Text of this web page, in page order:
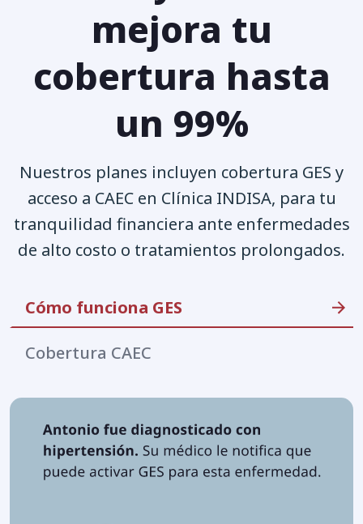
mejora tu
cobertura hasta
un 99%
Nuestros planes incluyen cobertura GES y
acceso a CAEC en Clínica INDISA, para tu
tranquilidad financiera ante enfermedades
de alto costo o tratamientos prolongados.
Cómo funciona GES
Cobertura CAEC